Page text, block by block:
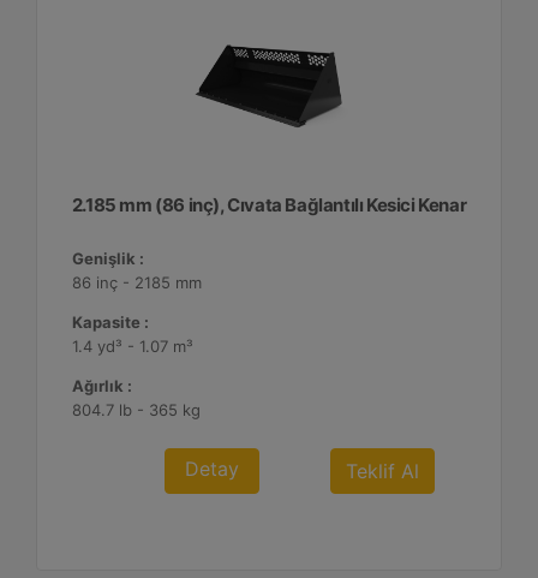
2.185 mm (86 inç), Cıvata Bağlantılı Kesici Kenar
Genişlik :
86 inç - 2185 mm
Kapasite :
1.4 yd³ - 1.07 m³
Ağırlık :
804.7 lb - 365 kg
Detay Teklif Al